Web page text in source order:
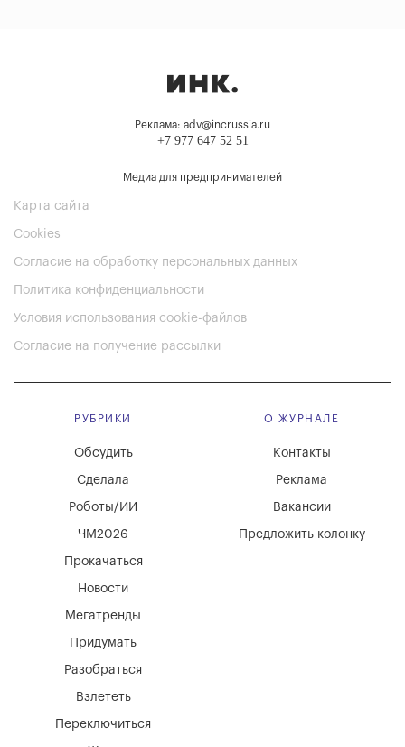
Реклама: adv@incrussia.ru
+7 977 647 52 51
Медиа для предпринимателей
Карта сайта
Cookies
Согласие на обработку персональных данных
Политика конфиденциальности
Условия использования cookie-файлов
Согласие на получение рассылки
РУБРИКИ
Мегатренды
Придумать
Разобраться
Взлететь
Новости
Переключиться
Обсудить
Сделала
Роботы/ИИ
ЧМ2026
Прокачаться
О ЖУРНАЛЕ
Вакансии
Реклама
Контакты
Предложить колонку